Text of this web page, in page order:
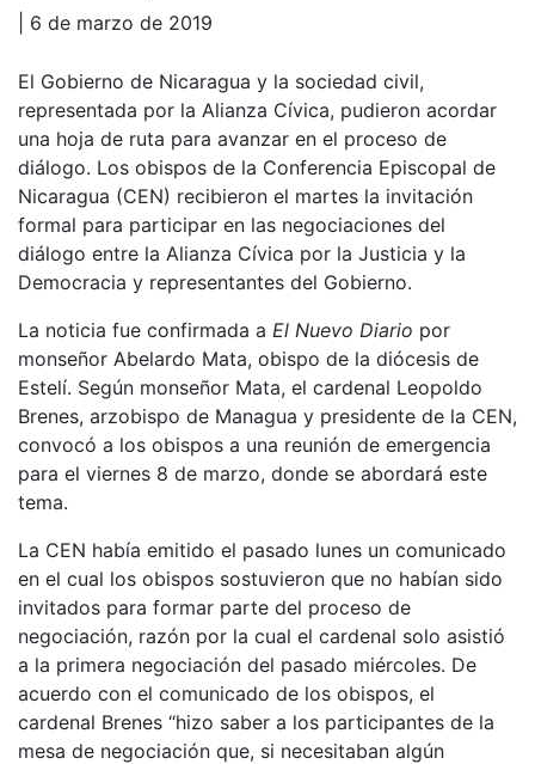
| 6 de marzo de 2019
El Gobierno de Nicaragua y la sociedad civil,
representada por la Alianza Cívica, pudieron acordar
una hoja de ruta para avanzar en el proceso de
diálogo. Los obispos de la Conferencia Episcopal de
Nicaragua (CEN) recibieron el martes la invitación
formal para participar en las negociaciones del
diálogo entre la Alianza Cívica por la Justicia y la
Democracia y representantes del Gobierno.
La noticia fue confirmada a El Nuevo Diario por
monseñor Abelardo Mata, obispo de la diócesis de
Estelí. Según monseñor Mata, el cardenal Leopoldo
Brenes, arzobispo de Managua y presidente de la CEN,
convocó a los obispos a una reunión de emergencia
para el viernes 8 de marzo, donde se abordará este
tema.
La CEN había emitido el pasado lunes un comunicado
en el cual los obispos sostuvieron que no habían sido
invitados para formar parte del proceso de
negociación, razón por la cual el cardenal solo asistió
a la primera negociación del pasado miércoles. De
acuerdo con el comunicado de los obispos, el
cardenal Brenes “hizo saber a los participantes de la
mesa de negociación que, si necesitaban algún